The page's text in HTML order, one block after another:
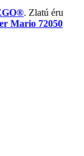
. Zlatú éru
Mario 72050